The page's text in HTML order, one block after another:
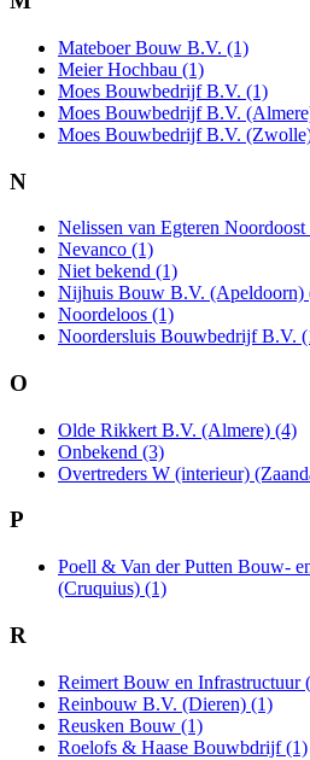
Mateboer Bouw B.V. (1)
Meier Hochbau (1)
Moes Bouwbedrijf B.V. (1)
Moes Bouwbedrijf B.V.
Moes Bouwbedrijf B.V.
N
Nelissen van Egteren
Nevanco (1)
Niet bekend (1)
Nijhuis Bouw B.V. (Apeldoorn)
Noordeloos (1)
Noordersluis Bouwbedrijf B.V.
O
Olde Rikkert B.V. (Almere) (4)
Onbekend (3)
Overtreders W (interieur)
P
Poell & Van der Putten Bouw-
(Cruquius) (1)
R
Reimert Bouw en Infrastructuur
Reinbouw B.V. (Dieren) (1)
Reusken Bouw (1)
Roelofs & Haase Bouwbdrijf (1)